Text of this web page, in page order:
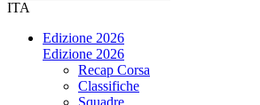
ITA
Edizione 2026
Edizione 2026
Recap Corsa
Classifiche
Squadre